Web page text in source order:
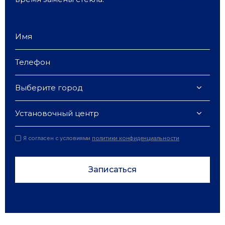
Выберите город
Установочный центр
Я согласен с условиями политики конфиденциальности
Записаться